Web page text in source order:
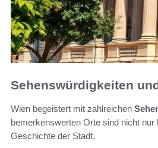
Sehenswürdigkeiten
Wien begeistert mit zahlreichen
bemerkenswerten Orte sind nicht nur
Geschichte der Stadt.